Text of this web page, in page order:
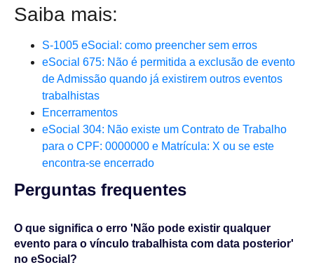
Saiba mais:
S-1005 eSocial: como preencher sem erros
eSocial 675: Não é permitida a exclusão de evento
de Admissão quando já existirem outros eventos
trabalhistas
Encerramentos
eSocial 304: Não existe um Contrato de Trabalho
para o CPF: 0000000 e Matrícula: X ou se este
encontra-se encerrado
Perguntas frequentes​
O que significa o erro 'Não pode existir qualquer
evento para o vínculo trabalhista com data posterior'
no eSocial?